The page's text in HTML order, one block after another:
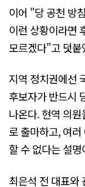
이어 "당 공천 방
이런 상황이라면
모르겠다"고 덧붙
지역 정치권에선
후보자가 반드시
나온다. 현역 의
로 출마하고, 여
할 수 없다는 설명
최은석 전 대표와